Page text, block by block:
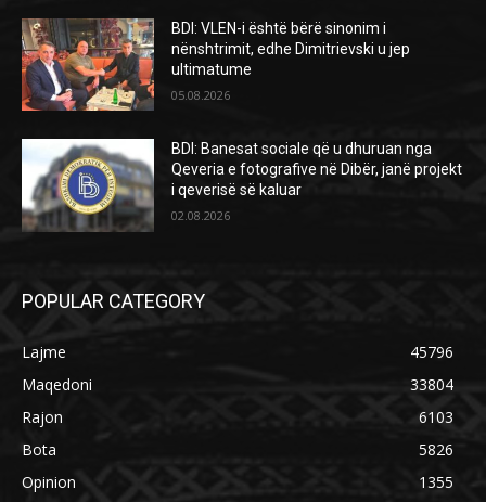
BDI: VLEN-i është bërë sinonim i
nënshtrimit, edhe Dimitrievski u jep
ultimatume
05.08.2026
BDI: Banesat sociale që u dhuruan nga
Qeveria e fotografive në Dibër, janë projekt
i qeverisë së kaluar
02.08.2026
POPULAR CATEGORY
Lajme
45796
Maqedoni
33804
Rajon
6103
Bota
5826
Opinion
1355